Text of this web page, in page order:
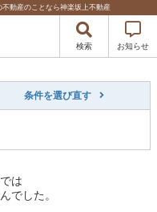
動産のことなら神楽坂上不動産
検索 お知らせ
条件を選び直す
は
でした。